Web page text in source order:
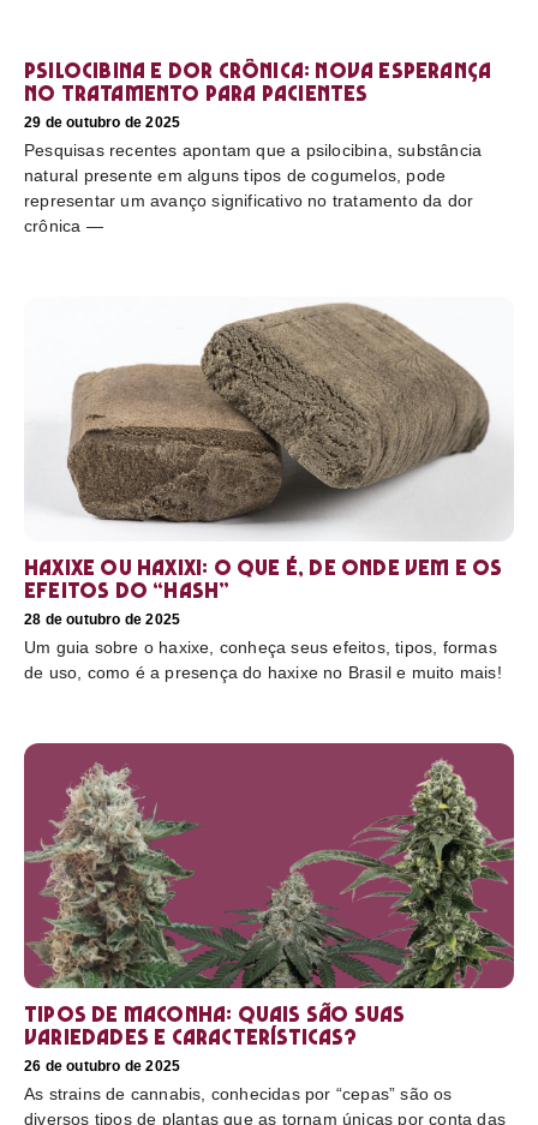
Psilocibina e dor crônica: nova esperança
no tratamento para pacientes
29 de outubro de 2025
Pesquisas recentes apontam que a psilocibina, substância
natural presente em alguns tipos de cogumelos, pode
representar um avanço significativo no tratamento da dor
crônica —
Haxixe ou Haxixi: o que é, de onde vem e os
efeitos do “hash”
28 de outubro de 2025
Um guia sobre o haxixe, conheça seus efeitos, tipos, formas
de uso, como é a presença do haxixe no Brasil e muito mais!
Tipos de maconha: quais são suas
variedades e características?
26 de outubro de 2025
As strains de cannabis, conhecidas por “cepas” são os
diversos tipos de plantas que as tornam únicas por conta das